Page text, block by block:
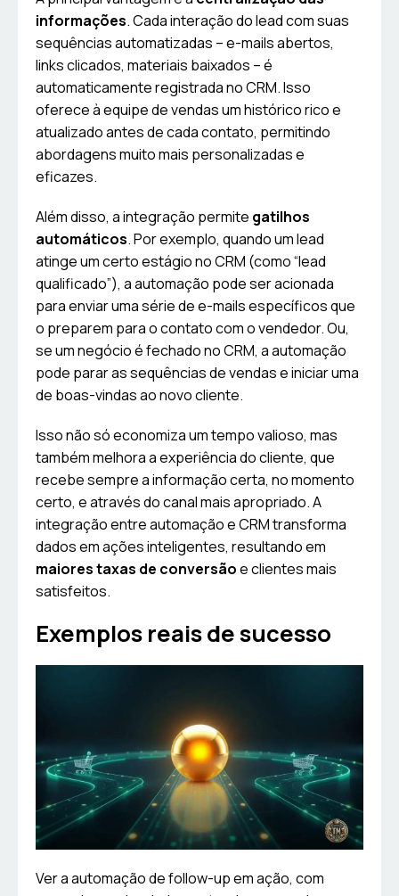
informações. Cada interação do lead com suas
sequências automatizadas – e-mails abertos,
links clicados, materiais baixados – é
automaticamente registrada no CRM. Isso
oferece à equipe de vendas um histórico rico e
atualizado antes de cada contato, permitindo
abordagens muito mais personalizadas e
eficazes.
Além disso, a integração permite gatilhos
automáticos. Por exemplo, quando um lead
atinge um certo estágio no CRM (como “lead
qualificado”), a automação pode ser acionada
para enviar uma série de e-mails específicos que
o preparem para o contato com o vendedor. Ou,
se um negócio é fechado no CRM, a automação
pode parar as sequências de vendas e iniciar uma
de boas-vindas ao novo cliente.
Isso não só economiza um tempo valioso, mas
também melhora a experiência do cliente, que
recebe sempre a informação certa, no momento
certo, e através do canal mais apropriado. A
integração entre automação e CRM transforma
dados em ações inteligentes, resultando em
maiores taxas de conversãoe clientes mais
satisfeitos.
Exemplos reais de sucesso
Ver a automação de follow-up em ação, com